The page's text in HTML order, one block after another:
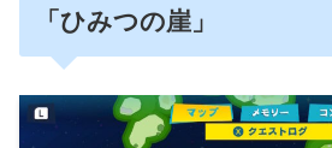
「ひみつの崖」